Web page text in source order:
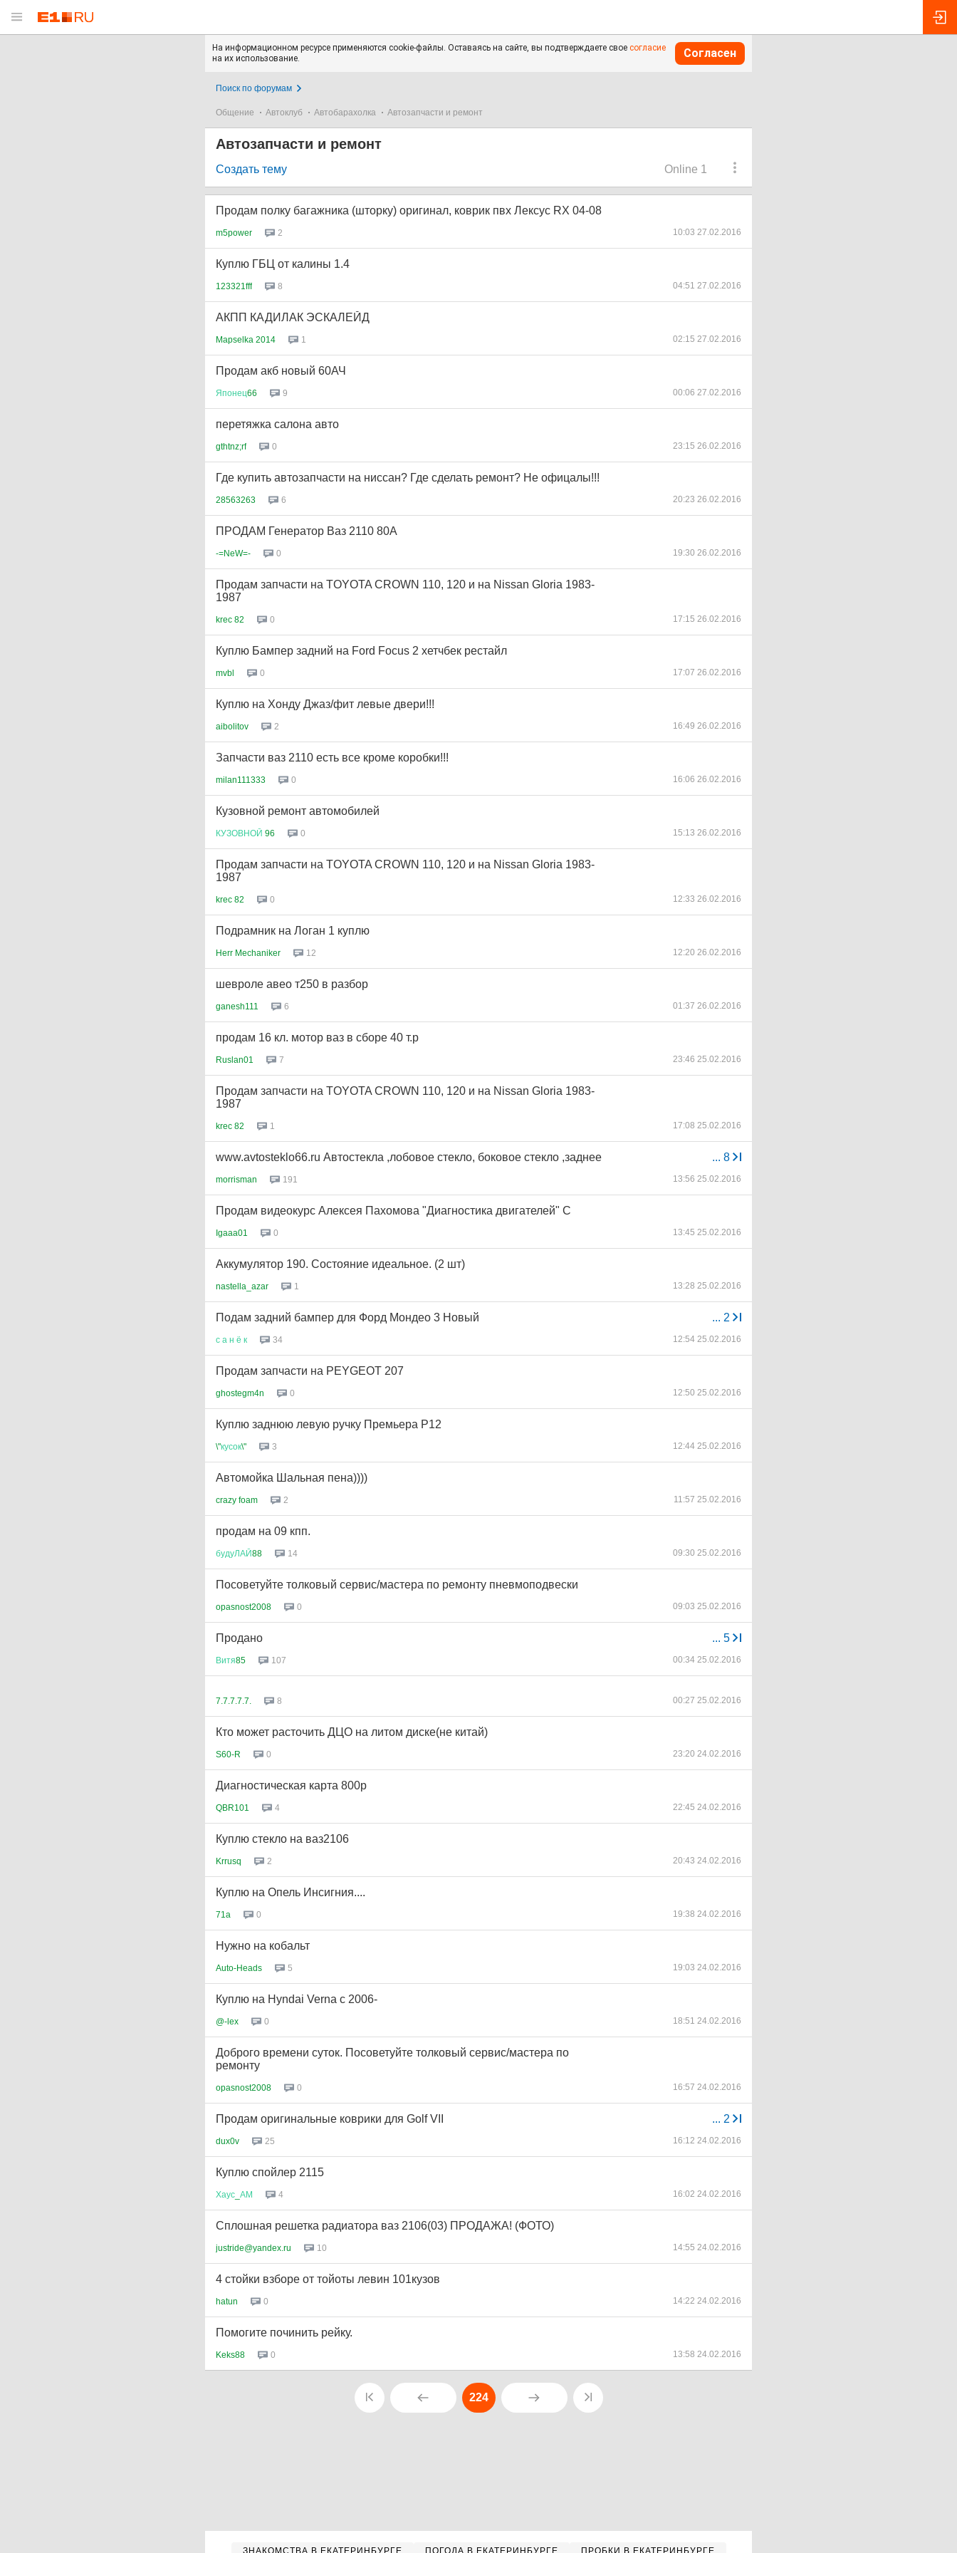
На информационном ресурсе применяются cookie-файлы. Оставаясь на сайте, вы подтверждаете свое согласие
на их использование.
Согласен
Поиск по форумам
Общение Автоклуб Автобарахолка Автозапчасти и ремонт
Автозапчасти и ремонт
Online 1
Создать тему
Продам полку багажника (шторку) оригинал, коврик пвх Лексус RX 04-08
m5power 2 10:03 27.02.2016
Куплю ГБЦ от калины 1.4
123321fff 8 04:51 27.02.2016
АКПП КАДИЛАК ЭСКАЛЕЙД
Mapselka 2014 1 02:15 27.02.2016
Продам акб новый 60АЧ
Японец66 9 00:06 27.02.2016
перетяжка салона авто
gthtnz;rf 0 23:15 26.02.2016
Где купить автозапчасти на ниссан? Где сделать ремонт? Не офицалы!!!
28563263 6 20:23 26.02.2016
ПРОДАМ Генератор Ваз 2110 80А
-=NeW=- 0 19:30 26.02.2016
Продам запчасти на TOYOTA CROWN 110, 120 и на Nissan Gloria 1983-
1987
krec 82 0 17:15 26.02.2016
Куплю Бампер задний на Ford Focus 2 хетчбек рестайл
mvbl 0 17:07 26.02.2016
Куплю на Хонду Джаз/фит левые двери!!!
aibolitov 2 16:49 26.02.2016
Запчасти ваз 2110 есть все кроме коробки!!!
milan111333 0 16:06 26.02.2016
Кузовной ремонт автомобилей
КУЗОВНОЙ 96 0 15:13 26.02.2016
Продам запчасти на TOYOTA CROWN 110, 120 и на Nissan Gloria 1983-
1987
krec 82 0 12:33 26.02.2016
Подрамник на Логан 1 куплю
Herr Mechaniker 12 12:20 26.02.2016
шевроле авео т250 в разбор
ganesh111 6 01:37 26.02.2016
продам 16 кл. мотор ваз в сборе 40 т.р
Ruslan01 7 23:46 25.02.2016
Продам запчасти на TOYOTA CROWN 110, 120 и на Nissan Gloria 1983-
1987
krec 82 1 17:08 25.02.2016
... 8
www.avtosteklo66.ru Автостекла ,лобовое стекло, боковое стекло ,заднее
morrisman 191 13:56 25.02.2016
Продам видеокурс Алексея Пахомова "Диагностика двигателей" С
Igaaa01 0 13:45 25.02.2016
Аккумулятор 190. Состояние идеальное. (2 шт)
nastella_azar 1 13:28 25.02.2016
... 2
Подам задний бампер для Форд Мондео 3 Новый
с а н ё к 34 12:54 25.02.2016
Продам запчасти на PEYGEOT 207
ghostegm4n 0 12:50 25.02.2016
Куплю заднюю левую ручку Премьера Р12
\"кусок\" 3 12:44 25.02.2016
Автомойка Шальная пена))))
crazy foam 2 11:57 25.02.2016
продам на 09 кпп.
будуЛАЙ88 14 09:30 25.02.2016
Посоветуйте толковый сервис/мастера по ремонту пневмоподвески
opasnost2008 0 09:03 25.02.2016
... 5
Продано
Витя85 107 00:34 25.02.2016
7.7.7.7.7. 8 00:27 25.02.2016
Кто может расточить ДЦО на литом диске(не китай)
S60-R 0 23:20 24.02.2016
Диагностическая карта 800р
QBR101 4 22:45 24.02.2016
Куплю стекло на ваз2106
Krrusq 2 20:43 24.02.2016
Куплю на Опель Инсигния....
71a 0 19:38 24.02.2016
Нужно на кобальт
Auto-Heads 5 19:03 24.02.2016
Куплю на Hyndai Verna c 2006-
@-lex 0 18:51 24.02.2016
Доброго времени суток. Посоветуйте толковый сервис/мастера по
ремонту
opasnost2008 0 16:57 24.02.2016
... 2
Продам оригинальные коврики для Golf VII
dux0v 25 16:12 24.02.2016
Куплю спойлер 2115
Хаус АМ 4 16:02 24.02.2016
Сплошная решетка радиатора ваз 2106(03) ПРОДАЖА! (ФОТО)
justride@yandex.ru 10 14:55 24.02.2016
4 стойки взборе от тойоты левин 101кузов
hatun 0 14:22 24.02.2016
Помогите починить рейку.
Keks88 0 13:58 24.02.2016
224
ЗНАКОМСТВА В ЕКАТЕРИНБУРГЕ ПОГОДА В ЕКАТЕРИНБУРГЕ ПРОБКИ В ЕКАТЕРИНБУРГЕ